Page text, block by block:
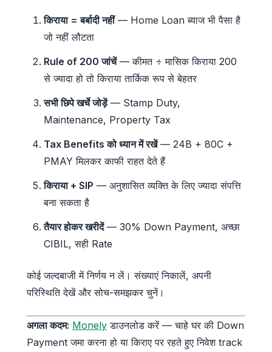
किराया = बर्बादी नहीं— Home Loan ब्याज भी पैसा है
जो नहीं लौटता
Rule of 200 जांचें— कीमत ÷ मासिक किराया 200
से ज्यादा हो तो किराया तार्किक रूप से बेहतर
सभी छिपे खर्चे जोड़ें— Stamp Duty,
Maintenance, Property Tax
Tax Benefits को ध्यान में रखें— 24B + 80C +
PMAY मिलकर काफी राहत देते हैं
किराया + SIP — अनुशासित व्यक्ति के लिए ज्यादा संपत्ति
बना सकता है
तैयार होकर खरीदें— 30% Down Payment, अच्छा
CIBIL, सही Rate
कोई जल्दबाजी में निर्णय न लें। संख्याएं निकालें, अपनी
परिस्थिति देखें और सोच-समझकर चुनें।
अगला कदम: Monely डाउनलोड करें — चाहे घर की Down
Payment जमा करना हो या किराए पर रहते हुए निवेश track